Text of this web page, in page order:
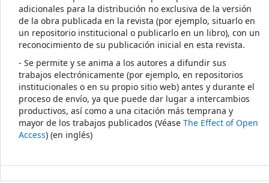
adicionales para la distribución no exclusiva de la versión
de la obra publicada en la revista (por ejemplo, situarlo en
un repositorio institucional o publicarlo en un libro), con un
reconocimiento de su publicación inicial en esta revista.
- Se permite y se anima a los autores a difundir sus
trabajos electrónicamente (por ejemplo, en repositorios
institucionales o en su propio sitio web) antes y durante el
proceso de envío, ya que puede dar lugar a intercambios
productivos, así como a una citación más temprana y
mayor de los trabajos publicados (Véase The Effect of Open
Access) (en inglés)